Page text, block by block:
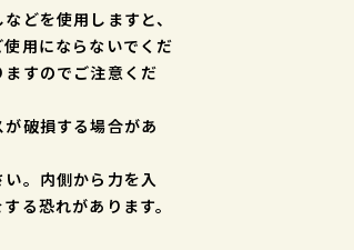
どを使用しますと、
用にならないでくだ
すのでご注意くだ
破損する場合があ
。内側から力を入
る恐れがあります。